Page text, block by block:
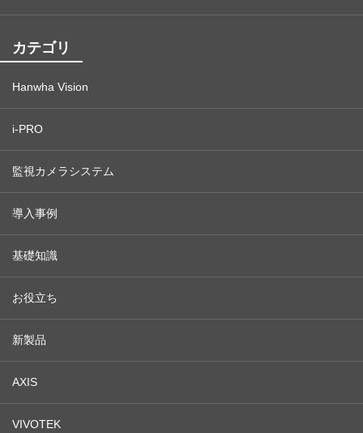
カテゴリ
Hanwha Vision
i-PRO
監視カメラシステム
導入事例
基礎知識
お役立ち
新製品
AXIS
VIVOTEK